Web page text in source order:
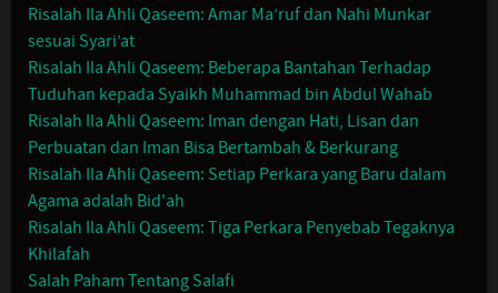
Risalah Ila Ahli Qaseem: Amar Ma’ruf dan Nahi Munkar
sesuai Syari’at
Risalah Ila Ahli Qaseem: Beberapa Bantahan Terhadap
Tuduhan kepada Syaikh Muhammad bin Abdul Wahab
Risalah Ila Ahli Qaseem: Iman dengan Hati, Lisan dan
Perbuatan dan Iman Bisa Bertambah & Berkurang
Risalah Ila Ahli Qaseem: Setiap Perkara yang Baru dalam
Agama adalah Bid'ah
Risalah Ila Ahli Qaseem: Tiga Perkara Penyebab Tegaknya
Khilafah
Salah Paham Tentang Salafi